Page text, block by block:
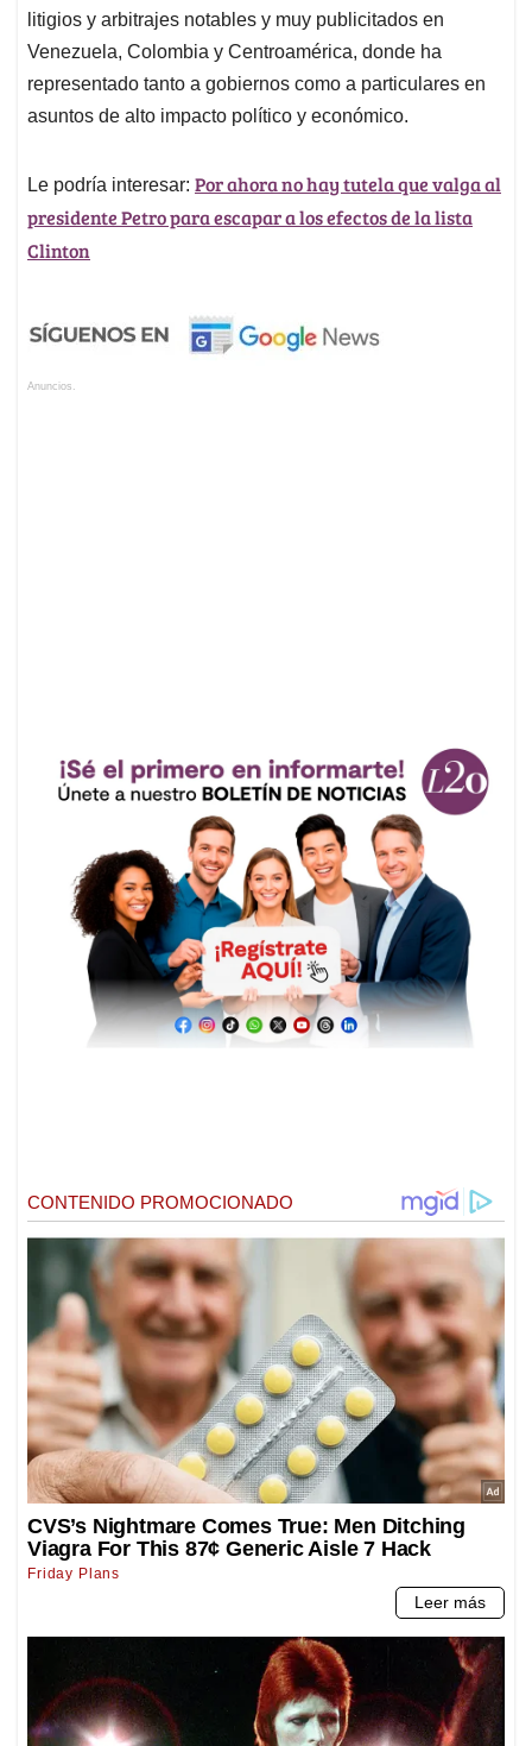
litigios y arbitrajes notables y muy publicitados en
Venezuela, Colombia y Centroamérica, donde ha
representado tanto a gobiernos como a particulares en
asuntos de alto impacto político y económico.
Le podría interesar: Por ahora no hay tutela que valga al
presidente Petro para escapar a los efectos de la lista
Clinton
Anuncios.